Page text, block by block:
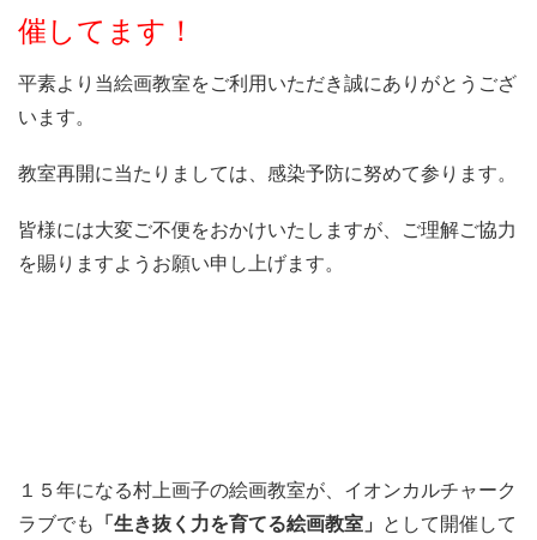
催してます！
平素より当絵画教室をご利用いただき誠にありがとうござ
います。
教室再開に当たりましては、感染予防に努めて参ります。
皆様には大変ご不便をおかけいたしますが、ご理解ご協力
を賜りますようお願い申し上げます。
１５年になる村上画子の絵画教室が、イオンカルチャーク
ラブでも
「生き抜く力を育てる絵画教室」
として開催して